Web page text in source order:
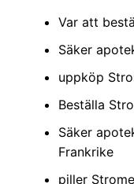
Var att
Säker
uppköp
Beställa
Säker
Frankrike
piller